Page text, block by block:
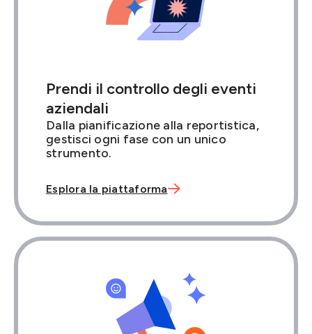
Prendi il controllo degli eventi
aziendali
Dalla pianificazione alla reportistica,
gestisci ogni fase con un unico
strumento.
Esplora la piattaforma